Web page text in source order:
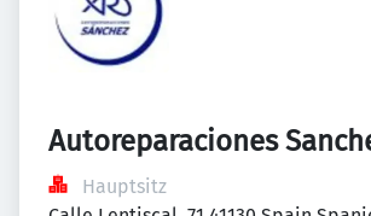
Autoreparaciones
Hauptsitz